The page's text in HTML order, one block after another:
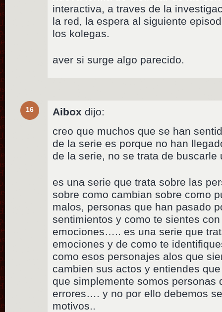
interactiva, a traves de la
la red, la espera al siguiente
los kolegas.
aver si surge algo parecido.
16 Aibox dijo:
creo que muchos que se han
de la serie es porque no han
de la serie, no se trata de buscarle
es una serie que trata sobre las
sobre como cambian sobre como
malos, personas que han pasado
sentimientos y como te sientes
emociones….. es una serie que
emociones y de como te
como esos personajes alos que
cambien sus actos y entiendes
que simplemente somos personas
errores…. y no por ello debemos
motivos..